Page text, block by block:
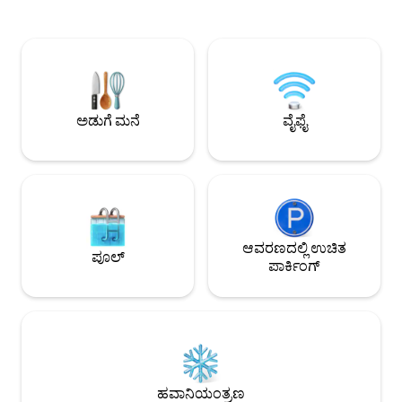
ಶುಲ್ಕದಲ್ಲಿ FF ಚಟುವಟಿಕೆಗಳನ್ನು ಸಹ
ಆನಂದಿಸಬಹುದು. - ಬೌಲಿಂಗ್/ಬ್ಯಾಡ್ಮಿಂಟನ್/
ಟೆನಿಸ್/ಜಿಮ್/ಬಿಲಿಯರ್ಡ್ಸ್/ಡಾರ್ಟ್ಸ್/ಬ್ಯಾಸ್ಕೆಟ್‌ಬಾಲ್/
ಡ್ರೈವ್ - ಡಿ ಲಾ ಸಾಲ್ಲೆ, ಸೇಂಟ್ ಸ್ಕೊ, ಕ್ಸೇವಿಯರ್ ಸ್ಕೂಲ್
ಮತ್ತು ಮಿರಿಯಮ್‌ಗೆ 15
ನಿಮಿಷಗಳ
ದೂರ
ಅಡುಗೆ ಮನೆ ವೈಫೈ
ಪೂಲ್
ಆವರಣದಲ್ಲಿ ಉಚಿತ
ಪಾರ್ಕಿಂಗ್
ಹವಾನಿಯಂತ್ರಣ